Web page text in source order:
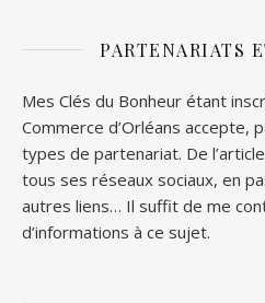
PARTENARIATS
Mes Clés du Bonheur étant
Commerce d’Orléans accepte,
types de partenariat. De
tous ses réseaux sociaux, en
autres liens… Il suffit de me
d’informations à ce sujet.